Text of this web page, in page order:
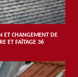
ET CHANGEMENT DE
ET FAÎTAGE 36